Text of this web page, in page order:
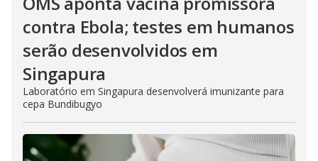
contra Ebola; testes em humanos
serão desenvolvidos em
Singapura
Laboratório em Singapura desenvolverá imunizante para
cepa Bundibugyo